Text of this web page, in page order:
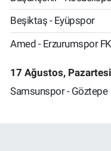
Beşiktaş - Eyüpspor
Amed - Erzurumspor FK
17 Ağustos, Pazartesi
Samsunspor - Göztepe